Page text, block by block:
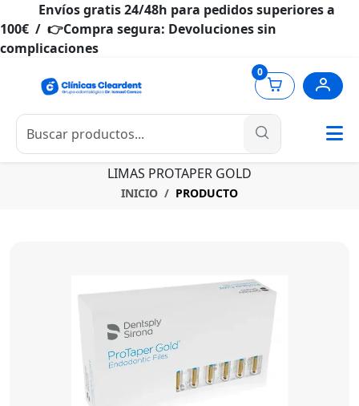
Envíos gratis 24/48h para pedidos superiores a
100€ / 👉Compra segura: Devoluciones sin
complicaciones
0
LIMAS PROTAPER GOLD
INICIO PRODUCTO